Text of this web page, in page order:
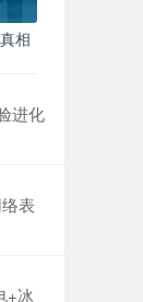
相
进化
表
+冰